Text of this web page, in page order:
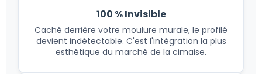
100 % Invisible
Caché derrière votre moulure murale, le profilé
devient indétectable. C'est l'intégration la plus
esthétique du marché de la cimaise.